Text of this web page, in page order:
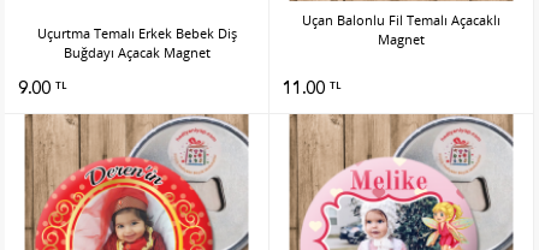
Uçurtma Temalı Erkek Bebek Diş
Buğdayı Açacak Magnet
9.00 TL
Uçan Balonlu Fil Temalı Açacaklı
Magnet
11.00 TL